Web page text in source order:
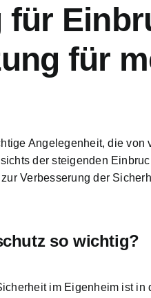
für
für
Angelegenheit, die
der steigenden
Verbesserung der
so wichtig?
im Eigenheim ist